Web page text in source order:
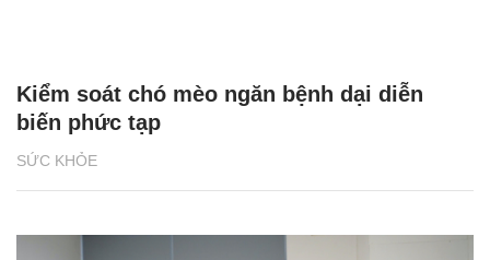
SỨC KHỎE
Kiểm soát chó mèo ngăn bệnh dại diễn
biến phức tạp